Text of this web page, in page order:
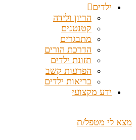
ילדים
הריון ולידה
קטנטנים
מתבגרים
הדרכת הורים
תזונת ילדים
הפרעות קשב
בריאות ילדים
ידע מקצועי
מצא לי מטפל/ת